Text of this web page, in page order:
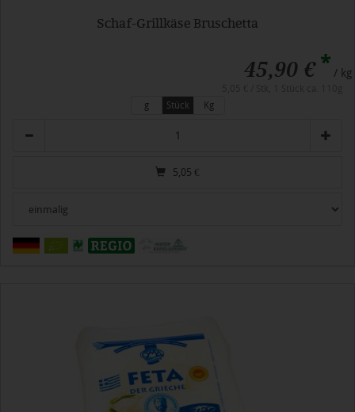
Schaf-Grillkäse Bruschetta
45,90 €* / kg
g
Stück Kg
5,05 €